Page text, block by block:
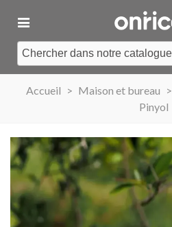
Accueil > Maison et bureau >
Pinyol